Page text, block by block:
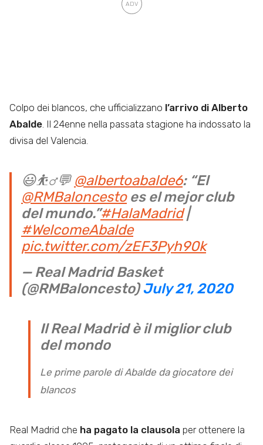
Colpo dei blancos, che ufficializzano l’arrivo di Alberto
Abalde. Il 24enne nella passata stagione ha indossato la
divisa del Valencia.
😃⛹️‍♂️💬 @albertoabalde6: “El
@RMBaloncestoes el mejor club
del mundo.”#HalaMadrid|
#WelcomeAbalde
pic.twitter.com/zEF3Pyh90k
— Real Madrid Basket
(@RMBaloncesto)July 21, 2020
Il Real Madrid è il miglior club
del mondo
Le prime parole di Abalde da giocatore dei
blancos
Real Madrid che ha pagato la clausola per ottenere la